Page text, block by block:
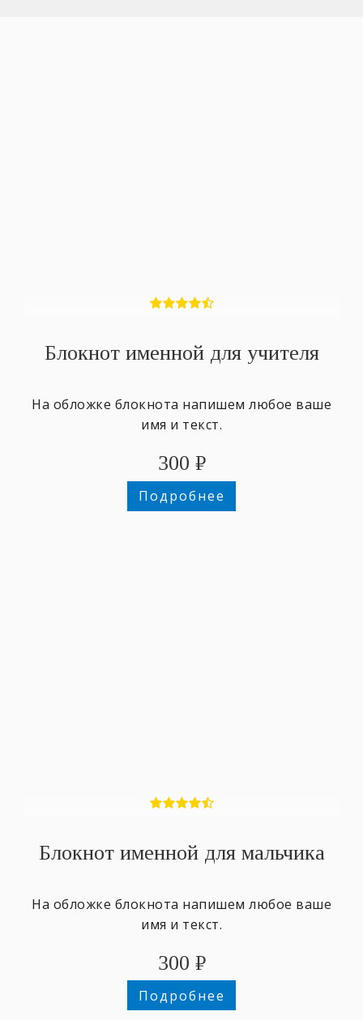
Блокнот именной для учителя
На обложке блокнота напишем любое ваше
имя и текст.
300 ₽
Подробнее
Блокнот именной для мальчика
На обложке блокнота напишем любое ваше
имя и текст.
300 ₽
Подробнее